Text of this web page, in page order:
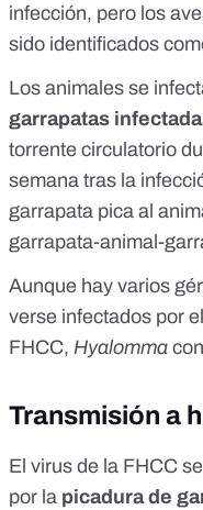
infección, pero los
sido identificados
Los animales se
garrapatas
torrente circulatorio
semana tras la
garrapata pica al
garrapata-animal-
Aunque hay varios
verse infectados por
FHCC, Hyalomma
Transmisión a
El virus de la FHCC
por la picadura de